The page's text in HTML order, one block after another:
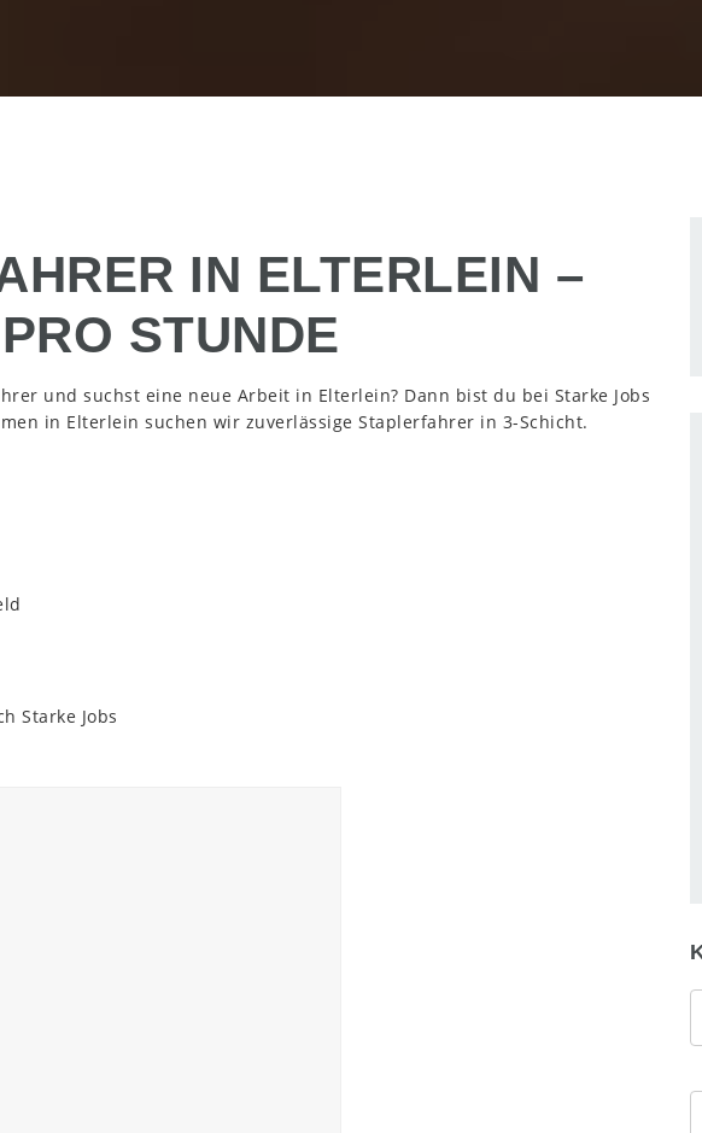
IN ELTERLEIN –
STUNDE
und suchst eine neue Arbeit in Elterlein? Dann bist du bei Starke Jobs
in Elterlein suchen wir zuverlässige Staplerfahrer in 3-Schicht.
Starke Jobs